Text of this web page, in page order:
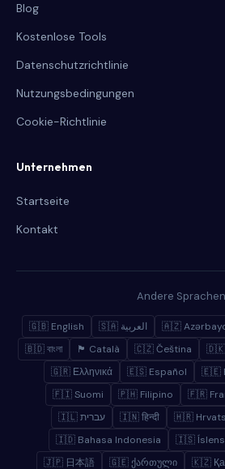
Blog
Kostenlose Tools
Datenschutzrichtlinie
Nutzungsbedingungen
Cookie-Richtlinie
Unternehmen
Startseite
Kontakt
Andere Sprachen
🇬🇧 English 🇸🇦 العربية 🇦🇿
🇧🇩 বাংলা
🏴 Català 🇨🇿 Čeština 🇩🇰
🇬🇷 Ελληνικά
🇪🇸 Español 🇪🇪
🇫🇮 Suomi
🇵🇭 Filipino 🇫🇷
🇮🇱 עברית
🇮🇳 हिन्दी 🇭🇷
🇮🇩 Bahasa Indonesia
🇮🇸
🇯🇵 日本語
🇬🇪 ქართული 🇰🇿